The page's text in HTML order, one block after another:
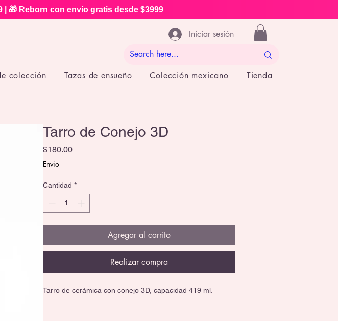
| 🎁 Reborn con envío gratis desde $3999
Iniciar sesión
colección Tazas de ensueño Colección mexicano Tienda
Tarro de Conejo 3D
$180.00Precio
Envio
Cantidad *
Agregar al carrito
Realizar compra
Tarro de cerámica con conejo 3D, capacidad 419 ml.